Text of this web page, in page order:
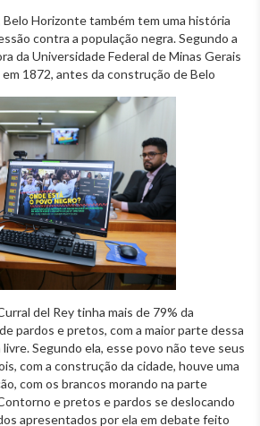
Belo Horizonte também tem uma história
contra a população negra. Segundo a
da Universidade Federal de Minas Gerais
1872, antes da construção de Belo
del Rey tinha mais de 79% da
pardos e pretos, com a maior parte dessa
Segundo ela, esse povo não teve seus
com a construção da cidade, houve uma
com os brancos morando na parte
e pretos e pardos se deslocando
apresentados por ela em debate feito